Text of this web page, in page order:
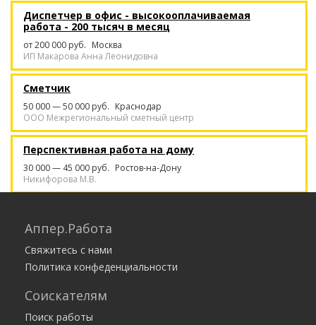
Диспетчер в офис - высокооплачиваемая
работа - 200 тысяч в месяц
от 200 000 руб. Москва
ИП Макарова Анна Леонидовна
Сметчик
50 000 — 50 000 руб. Краснодар
ООО Межрегиональный сметный центр
Перспективная работа на дому
30 000 — 45 000 руб. Ростов-на-Дону
Никифорова М.В.
подработка, без опыта
Работа есть
Москва
Клининг-сервис CleanON
Аппер.Работа
Свяжитесь с нами
Политика конфеденциальности
Соискателям
Поиск работы